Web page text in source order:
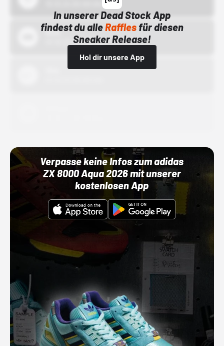
In unserer Dead Stock App
findest du alleRafflesfür diesen
Sneaker Release!
Hol dir unsere App
Bstn
01.10.22 00:00 Uhr
Verpasse keine Infos zum adidas
ZX 8000 Aqua 2026 mit unserer
kostenlosen App